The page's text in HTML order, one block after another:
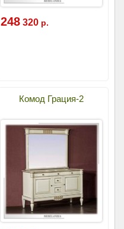
248 320 р.
Комод Грация-2